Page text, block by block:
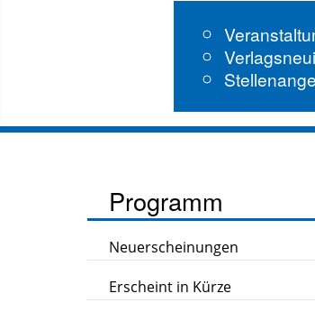
Programm
Neuerscheinungen
Erscheint in Kürze